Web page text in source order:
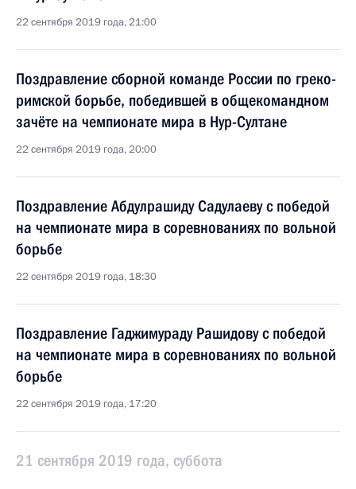
22 сентября 2019 года, 21:00
Поздравление сборной команде России по греко-
римской борьбе, победившей в общекомандном
зачёте на чемпионате мира в Нур-Султане
22 сентября 2019 года, 20:00
Поздравление Абдулрашиду Садулаеву с победой
на чемпионате мира в соревнованиях по вольной
борьбе
22 сентября 2019 года, 18:30
Поздравление Гаджимураду Рашидову с победой
на чемпионате мира в соревнованиях по вольной
борьбе
22 сентября 2019 года, 17:20
21 сентября 2019 года, суббота